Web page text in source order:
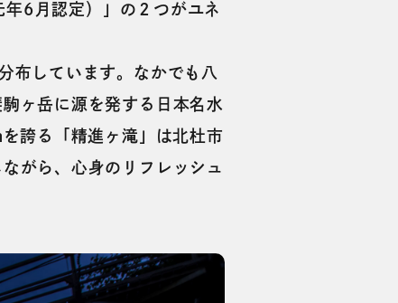
6月認定）」の２つがユネ
布しています。なかでも八
ヶ岳に源を発する日本名水
誇る「精進ヶ滝」は北杜市
がら、心身のリフレッシュ